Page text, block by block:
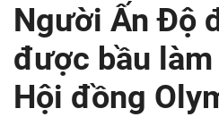
Người Ấn Độ
được bầu
Hội đồng